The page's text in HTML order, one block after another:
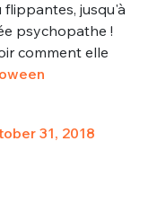
jusqu'à
psychopathe !
comment elle
31, 2018